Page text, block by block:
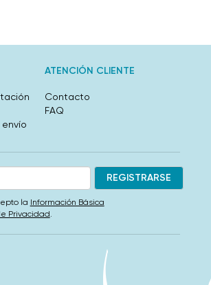
ATENCIÓN CLIENTE
Contacto
FAQ
la Información Básica
Privacidad.